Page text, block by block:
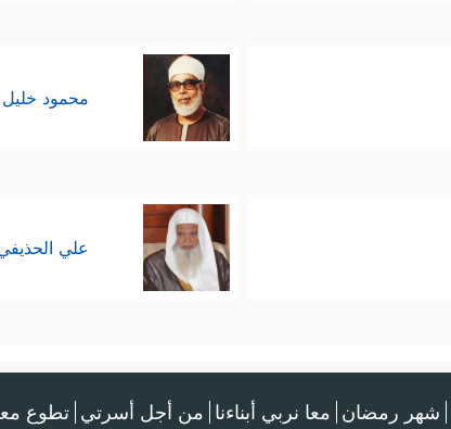
محمود
علي
شهر رمضان معا نربي أبناءنا من أجل أسرتي تطوع